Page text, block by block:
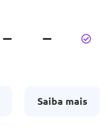
Saiba mais